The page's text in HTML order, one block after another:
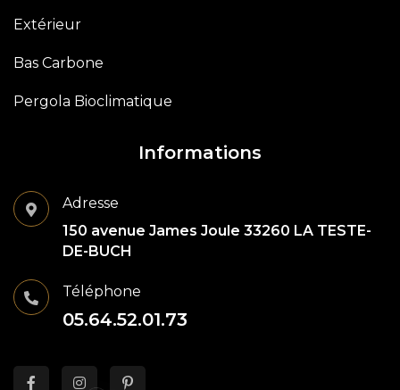
Extérieur
Bas Carbone
Pergola Bioclimatique
Informations
Adresse
150 avenue James Joule 33260 LA TESTE-
DE-BUCH
Téléphone
05.64.52.01.73
fab fab